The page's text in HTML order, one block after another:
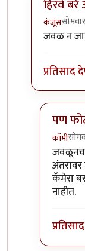
हिरवे
कंजूस
In reply
जवळ न
प्रतिसाद
पण
कॉमी
In
जवळूनच
कॅमेरा
नाहीत.